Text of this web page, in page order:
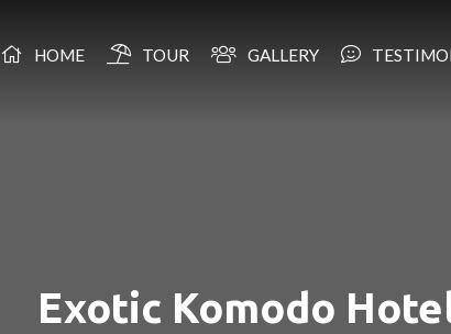
HOME TOUR GALLERY
Exotic Komodo